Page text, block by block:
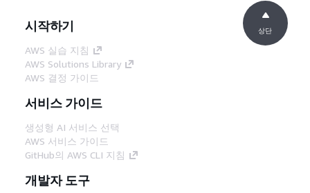
시작하기
AWS 실습 지침
AWS Solutions Library
AWS 결정 가이드
서비스 가이드
생성형 AI 서비스 선택
AWS 서비스 가이드
GitHub의 AWS CLI 지침
개발자 도구
상단